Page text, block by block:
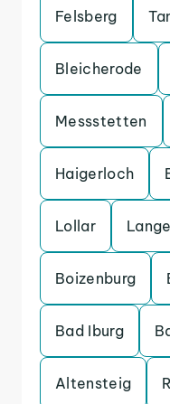
Felsberg
Bleicherode
Messstetten
Haigerloch
Lollar
Boizenburg
Bad Iburg
Altensteig